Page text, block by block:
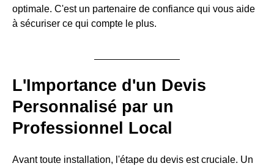
optimale. C'est un partenaire de confiance qui vous aide
à sécuriser ce qui compte le plus.
L'Importance d'un Devis
Personnalisé par un
Professionnel Local
Avant toute installation, l'étape du devis est cruciale. Un